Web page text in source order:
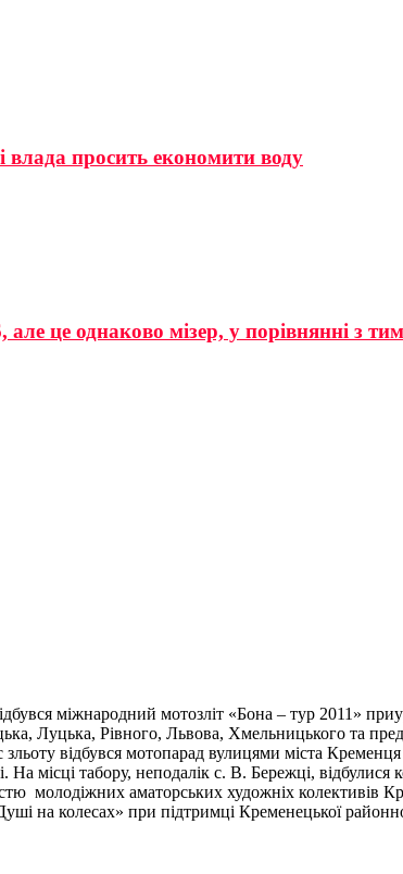
влада просить економити воду
але це однаково мізер, у порівнянні з
міжнародний мотозліт «Бона – тур 2011»
Луцька, Рівного, Львова, Хмельницького та
зльоту відбувся мотопарад вулицями міста
місці табору, неподалік с. В. Бережці,
молодіжних аматорських художніх колективів
на колесах» при підтримці Кременецької